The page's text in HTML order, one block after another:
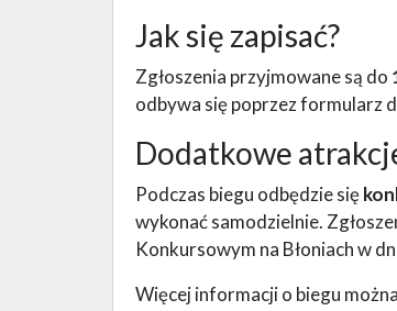
Jak się zapisać?
Zgłoszenia przyjmowane są do
odbywa się poprzez formularz
Dodatkowe
Podczas biegu odbędzie się
wykonać samodzielnie.
Konkursowym na Błoniach w
Więcej informacji o biegu